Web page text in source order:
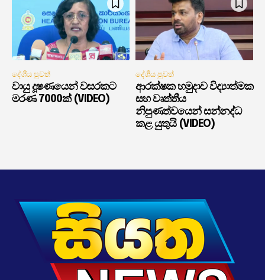
දේශීය පුවත්
වායු දූෂණයෙන් වසරකට
මරණ 7000ක් (VIDEO)
දේශීය පුවත්
ආරක්ෂක හමුදාව විද්‍යාත්මක
සහ වෘත්තීය
නිපුණත්වයෙන් සන්නද්ධ
කළ යුතුයි (VIDEO)